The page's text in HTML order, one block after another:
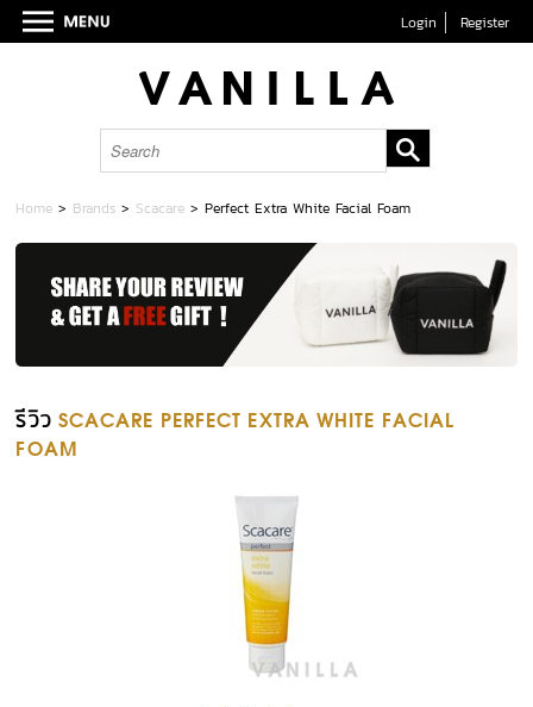
Login Register
Home > Brands > Scacare >Perfect Extra White Facial Foam
รีวิว SCACARE PERFECT EXTRA WHITE FACIAL
FOAM